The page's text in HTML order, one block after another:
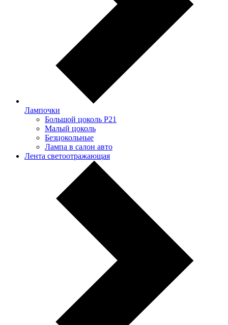
Лампочки
Большой цоколь P21
Малый цоколь
Безцокольные
Лампа в салон авто
Лента светоотражающая